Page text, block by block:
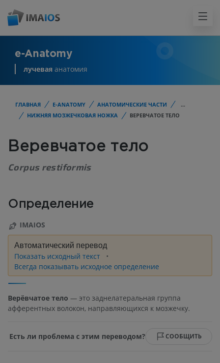
e-Anatomy
лучевая анатомия
ГЛАВНАЯ E-ANATOMY АНАТОМИЧЕСКИЕ ЧАСТИ
...
НИЖНЯЯ МОЗЖЕЧКОВАЯ НОЖКА
ВЕРЕВЧАТОЕ ТЕЛО
Веревчатое тело
Corpus restiformis
Определение
IMAIOS
Автоматический перевод
Показать исходный текст
Всегда показывать исходное определение
Верёвчатое тело — это заднелатеральная группа
афферентных волокон, направляющихся к мозжечку.
Есть ли проблема с этим переводом? СООБЩИТЬ